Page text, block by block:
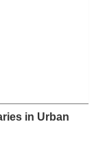
in Urban